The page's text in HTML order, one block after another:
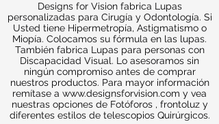
Designs for Vision fabrica Lupas
personalizadas para Cirugía y Odontología. Si
Usted tiene Hipermetropía, Astigmatismo o
Miopía. Colocamos su fórmula en las lupas.
También fabrica Lupas para personas con
Discapacidad Visual. Lo asesoramos sin
ningún compromiso antes de comprar
nuestros productos. Para mayor información
remítase a www.designsforvision.com y vea
nuestras opciones de Fotóforos , frontoluz y
diferentes estilos de telescopios Quirúrgicos.